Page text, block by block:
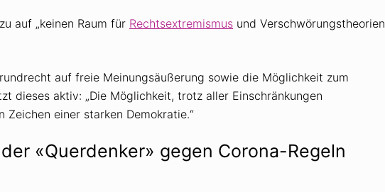
auf „keinen Raum für Rechtsextremismus und Verschwörungstheorien
auf freie Meinungsäußerung sowie die Möglichkeit zum
dieses aktiv: „Die Möglichkeit, trotz aller Einschränkungen
Zeichen einer starken Demokratie.“
«Querdenker» gegen Corona-Regeln